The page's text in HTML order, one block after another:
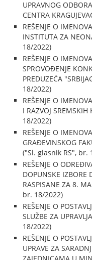
UPRAVNOG
CENTRA
REŠENJE O
INSTITUTA ZA
18/2022)
REŠENJE O
SPROVOĐENJE
PREDUZEĆA
18/2022)
REŠENJE O
I RAZVOJ
18/2022)
REŠENJE O
GRAĐEVINSKOG
("Sl. glasnik RS", br.
REŠENJE O
DOPUNSKE IZBORE
RASPISANE ZA 8.
br. 18/2022)
REŠENJE O
SLUŽBE ZA
18/2022)
REŠENJE O
UPRAVE ZA